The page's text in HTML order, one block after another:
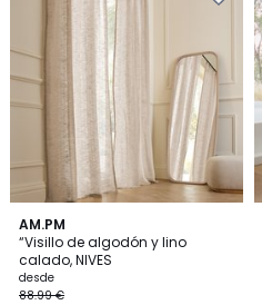
AM.PM
“Visillo de algodón y lino
calado, NIVES
desde
88.99 €